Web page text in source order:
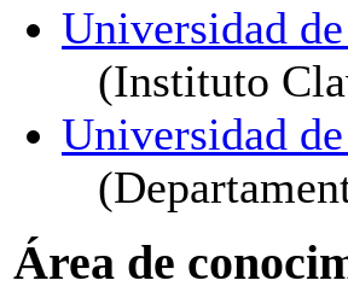
Universidad
(Instituto
Universidad
Área de